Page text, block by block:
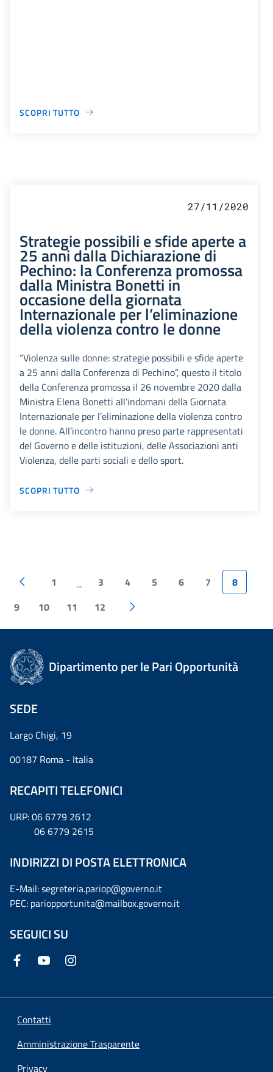
SCOPRI TUTTO
27/11/2020
Strategie possibili e sfide aperte a
25 anni dalla Dichiarazione di
Pechino: la Conferenza promossa
dalla Ministra Bonetti in
occasione della giornata
Internazionale per l’eliminazione
della violenza contro le donne
“Violenza sulle donne: strategie possibili e sfide aperte
a 25 anni dalla Conferenza di Pechino”, questo il titolo
della Conferenza promossa il 26 novembre 2020 dalla
Ministra Elena Bonetti all’indomani della Giornata
Internazionale per l’eliminazione della violenza contro
le donne. All’incontro hanno preso parte rappresentati
del Governo e delle istituzioni, delle Associazioni anti
Violenza, delle parti sociali e dello sport.
SCOPRI TUTTO
1 ... 3 4 5 6 7
8
9
10 11 12
Dipartimento per le Pari Opportunità
SEDE
Largo Chigi, 19
00187 Roma - Italia
RECAPITI TELEFONICI
URP: 06 6779 2612
06 6779 2615
INDIRIZZI DI POSTA ELETTRONICA
E-Mail: segreteria.pariop@governo.it
PEC: pariopportunita@mailbox.governo.it
SEGUICI SU
Contatti
Amministrazione Trasparente
Privacy